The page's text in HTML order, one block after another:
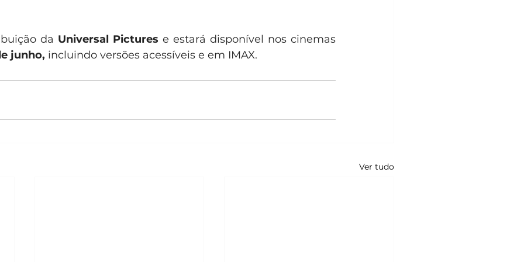
da Universal Pictures e estará disponível nos cinemas
junho, incluindo versões acessíveis e em IMAX.
Ver tudo